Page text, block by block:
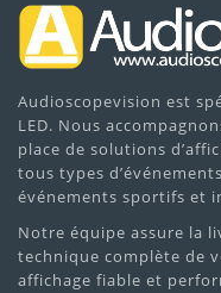
Audioscopevision est
LED. Nous
place de solutions
tous types
événements sportifs et
Notre équipe assure la
technique complète de
affichage fiable et